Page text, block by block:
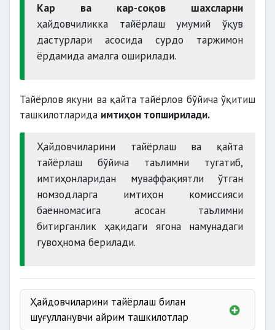
Кар ва кар-соқов шахсларни
ҳайдовчиликка тайёрлаш умумий ўқув
дастурлари асосида сурдо таржимон
ёрдамида амалга оширилади.
Тайёрлов якуни ва қайта тайёрлов бўйича ўқитиш
ташкилотларида имтиҳон топширилади.
Ҳайдовчиларини тайёрлаш ва қайта
тайёрлаш бўйича таълимни тугатиб,
имтиҳонларидан муваффақиятли ўтган
номзодларга имтиҳон комиссияси
баённомасига асосан таълимни
битирганлик ҳақидаги ягона намунадаги
гувоҳнома берилади.
Ҳайдовчиларини тайёрлаш билан
шуғулланувчи айрим ташкилотлар